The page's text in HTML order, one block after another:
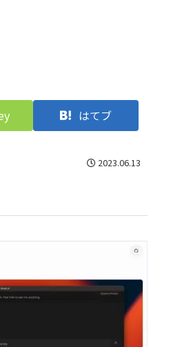
はてブ
2023.06.13